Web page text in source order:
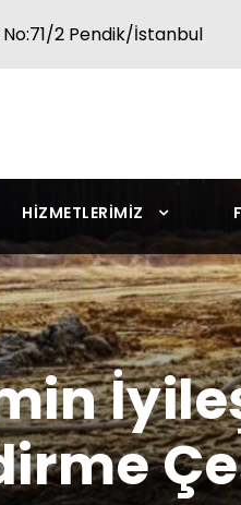
2 Pendik/İstanbul
HIZMETLERIMIZ